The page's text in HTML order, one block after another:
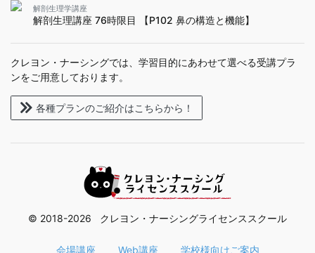
解剖生理学講座
31
解剖生理学講座
解剖生理講座 31時限目 【P46 胃・十二指腸・膵臓】
32
解剖生理学講座
解剖生理講座 32時限目 【P46 膵臓】
33 解剖生理講座 33時限目 【P46 ソマトスタチン】
解剖生理学講座
解剖生理講座 34時限目 【P50 国試問題にチャレンジ
してみよう】
解剖生理学講座
解剖生理講座 76時限目 【P102 鼻の構造と機能】
クレヨン・ナーシングでは、学習目的にあわせて選べる受講プラ
ンをご用意しております。
各種プランのご紹介はこちらから！
© 2018-2026 クレヨン・ナーシングライセンススクール
会場講座 Web講座 学校様向けご案内